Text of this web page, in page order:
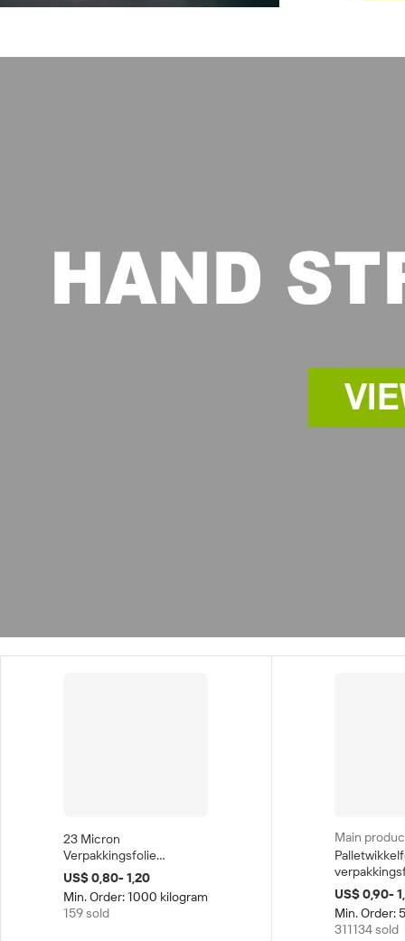
23 Micron
Verpakkingsfolie
Handpallet Stretchfolie
Rol 23mic 23 Micron
Stretchfolie 50 cm 23
Micron 500mm
US$ 0,80- 1,20
Min. Order: 1000 kilogram
159 sold
Main
krimpfolie,
folie,
plastic
US$ 0,90-
Min. Order:
311134 sold